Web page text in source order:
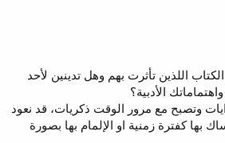
اللذين تأثرت بهم وهل تدينين لأحد
الأدبية؟
وتصبح مع مرور الوقت ذكريات، قد نعود
بها كفترة زمنية او الإلمام بها بصورة